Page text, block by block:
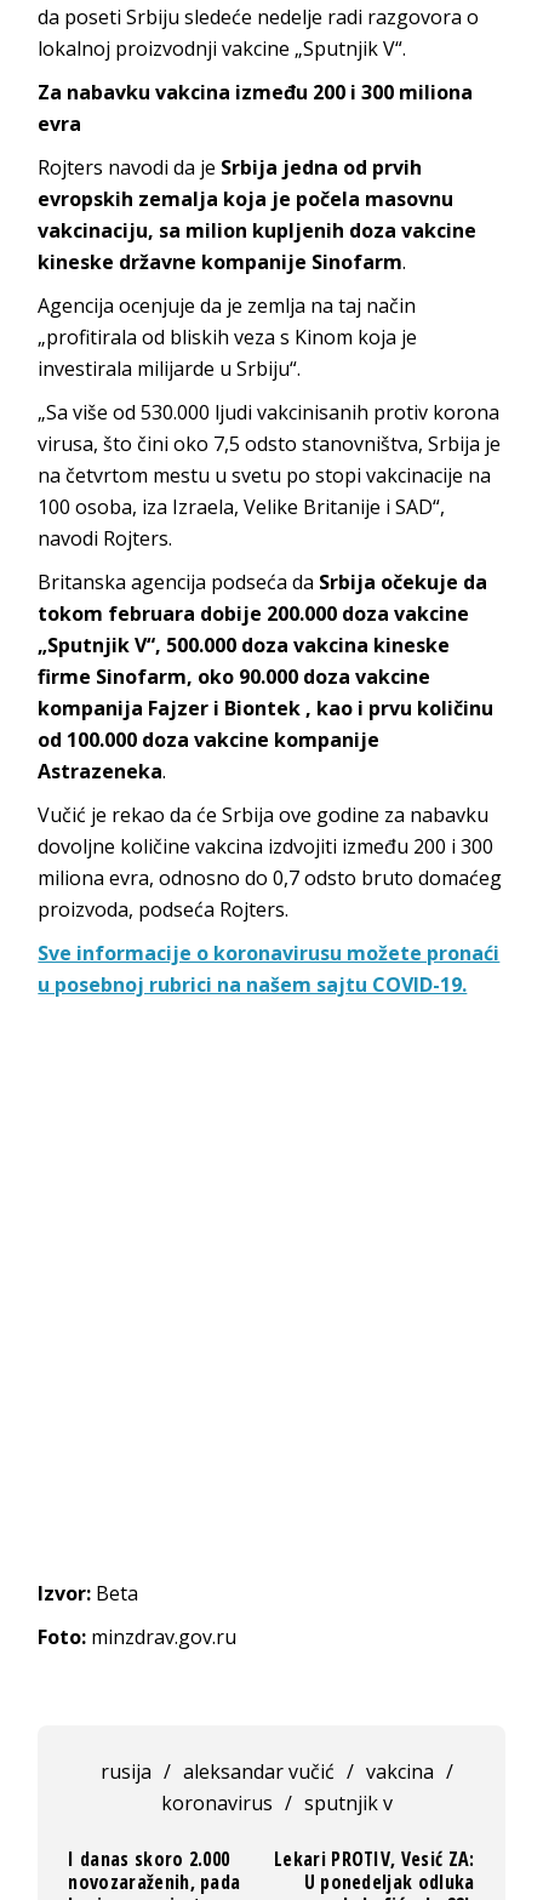
da poseti Srbiju sledeće nedelje radi razgovora o
lokalnoj proizvodnji vakcine „Sputnjik V“.
Za nabavku vakcina između 200 i 300 miliona
evra
Rojters navodi da je Srbija jedna od prvih
evropskih zemalja koja je počela masovnu
vakcinaciju, sa milion kupljenih doza vakcine
kineske državne kompanije Sinofarm.
Agencija ocenjuje da je zemlja na taj način
„profitirala od bliskih veza s Kinom koja je
investirala milijarde u Srbiju“.
„Sa više od 530.000 ljudi vakcinisanih protiv korona
virusa, što čini oko 7,5 odsto stanovništva, Srbija je
na četvrtom mestu u svetu po stopi vakcinacije na
100 osoba, iza Izraela, Velike Britanije i SAD“,
navodi Rojters.
Britanska agencija podseća da Srbija očekuje da
tokom februara dobije 200.000 doza vakcine
„Sputnjik V“, 500.000 doza vakcina kineske
firme Sinofarm, oko 90.000 doza vakcine
kompanija Fajzer i Biontek , kao i prvu količinu
od 100.000 doza vakcine kompanije
Astrazeneka.
Vučić je rekao da će Srbija ove godine za nabavku
dovoljne količine vakcina izdvojiti između 200 i 300
miliona evra, odnosno do 0,7 odsto bruto domaćeg
proizvoda, podseća Rojters.
Sve informacije o koronavirusu možete pronaći
u posebnoj rubrici na našem sajtu COVID-19.
Izvor: Beta
Foto: minzdrav.gov.ru
rusija / aleksandar vučić / vakcina /
koronavirus / sputnjik v
I danas skoro 2.000
novozaraženih, pada
Lekari PROTIV, Vesić ZA:
U ponedeljak odluka